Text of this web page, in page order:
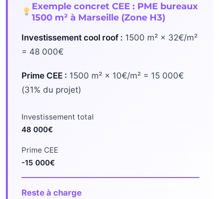
Exemple concret CEE : PME bureaux
1500 m² à Marseille (Zone H3)
Investissement cool roof : 1500 m² × 32€/m²
= 48 000€
Prime CEE : 1500 m² × 10€/m² = 15 000€
(31% du projet)
Investissement total
48 000€
Prime CEE
-15 000€
Reste à charge